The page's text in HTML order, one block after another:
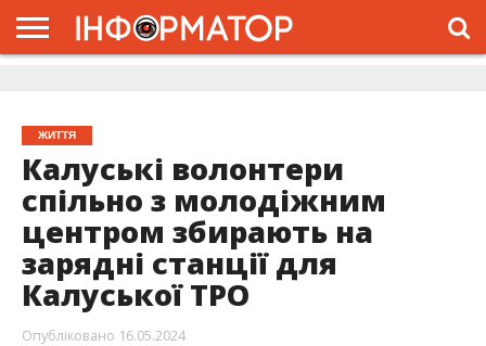
ЖИТТЯ
Калуські волонтери
спільно з молодіжним
центром збирають на
зарядні станції для
Калуської ТРО
Опубліковано 16.05.2024